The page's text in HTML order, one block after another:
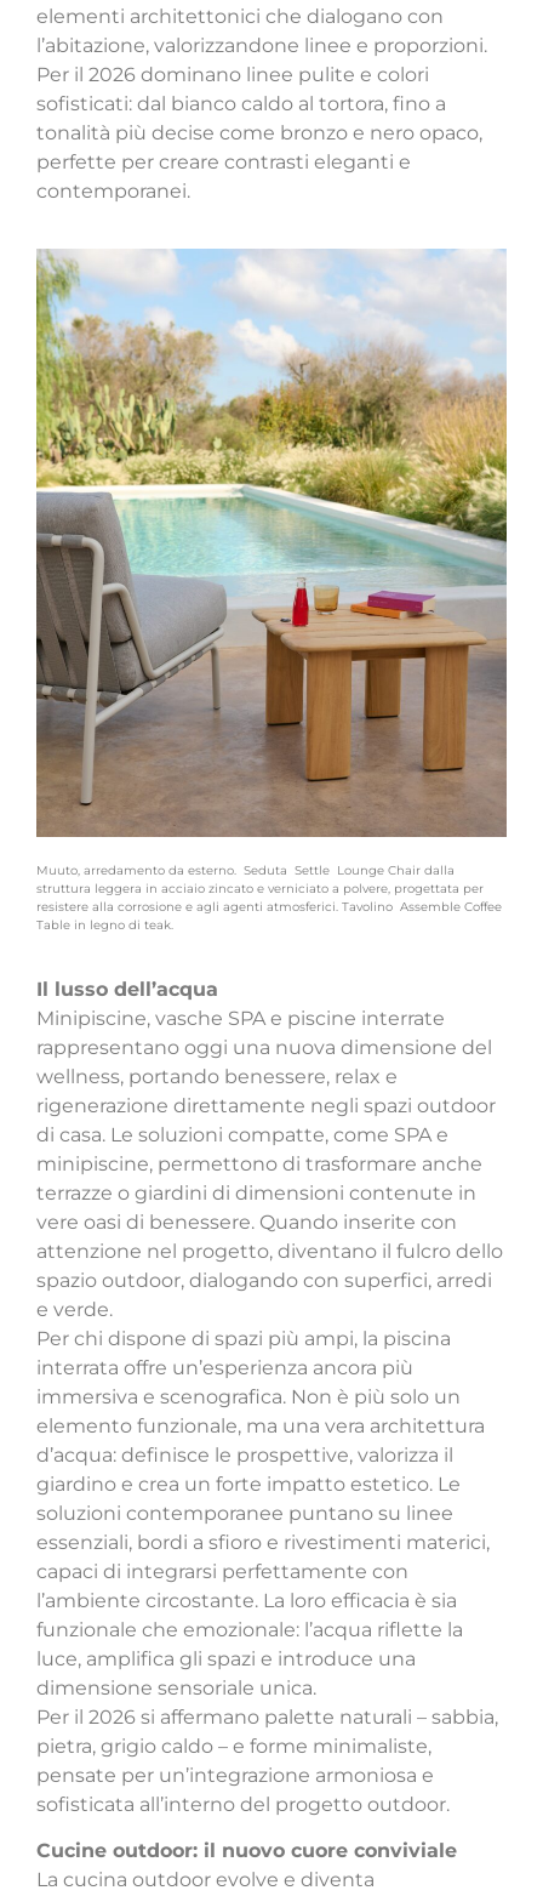
elementi architettonici che dialogano con
l’abitazione, valorizzandone linee e proporzioni.
Per il 2026 dominano linee pulite e colori
sofisticati: dal bianco caldo al tortora, fino a
tonalità più decise come bronzo e nero opaco,
perfette per creare contrasti eleganti e
contemporanei.
Muuto, arredamento da esterno. Seduta Settle Lounge Chair dalla
struttura leggera in acciaio zincato e verniciato a polvere, progettata per
resistere alla corrosione e agli agenti atmosferici. Tavolino Assemble Coffee
Table in legno di teak.
Il lusso dell’acqua
Minipiscine, vasche SPA e piscine interrate
rappresentano oggi una nuova dimensione del
wellness, portando benessere, relax e
rigenerazione direttamente negli spazi outdoor
di casa. Le soluzioni compatte, come SPA e
minipiscine, permettono di trasformare anche
terrazze o giardini di dimensioni contenute in
vere oasi di benessere. Quando inserite con
attenzione nel progetto, diventano il fulcro dello
spazio outdoor, dialogando con superfici, arredi
e verde.
Per chi dispone di spazi più ampi, la piscina
interrata offre un’esperienza ancora più
immersiva e scenografica. Non è più solo un
elemento funzionale, ma una vera architettura
d’acqua: definisce le prospettive, valorizza il
giardino e crea un forte impatto estetico. Le
soluzioni contemporanee puntano su linee
essenziali, bordi a sfioro e rivestimenti materici,
capaci di integrarsi perfettamente con
l’ambiente circostante. La loro efficacia è sia
funzionale che emozionale: l’acqua riflette la
luce, amplifica gli spazi e introduce una
dimensione sensoriale unica.
Per il 2026 si affermano palette naturali – sabbia,
pietra, grigio caldo – e forme minimaliste,
pensate per un’integrazione armoniosa e
sofisticata all’interno del progetto outdoor.
Cucine outdoor: il nuovo cuore conviviale
La cucina outdoor evolve e diventa